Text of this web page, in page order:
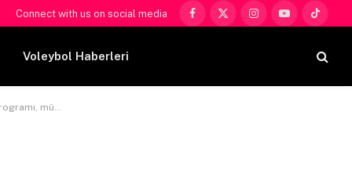
Connect with us on social media
Facebook
X
InstagramYouTubeTikTok
Voleybol Haberleri
ve daha fazlası